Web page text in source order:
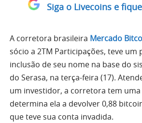
Siga o Livecoins e
A corretora brasileira Mercado
sócio a 2TM Participações, teve um
inclusão de seu nome na base do
do Serasa, na terça-feira (17).
um investidor, a corretora tem
determina ela a devolver 0,88
que teve sua conta invadida.